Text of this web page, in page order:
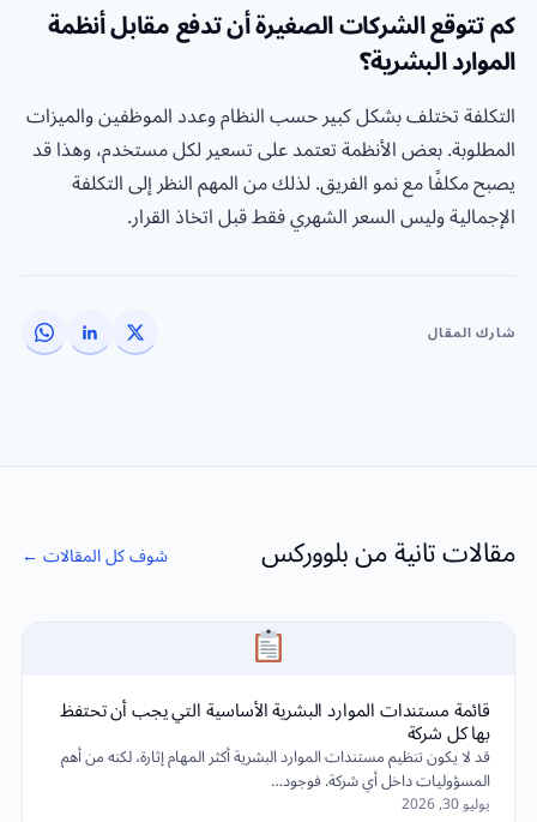
كم تتوقع الشركات الصغيرة أن تدفع مقابل أنظمة
الموارد البشرية؟
التكلفة تختلف بشكل كبير حسب النظام وعدد الموظفين والميزات
المطلوبة. بعض الأنظمة تعتمد على تسعير لكل مستخدم، وهذا قد
يصبح مكلفًا مع نمو الفريق. لذلك من المهم النظر إلى التكلفة
الإجمالية وليس السعر الشهري فقط قبل اتخاذ القرار.
شارك المقال
مقالات تانية من بلووركس شوف كل المقالات ←
قائمة مستندات الموارد البشرية الأساسية التي يجب أن تحتفظ
بها كل شركة
قد لا يكون تنظيم مستندات الموارد البشرية أكثر المهام إثارة، لكنه من أهم
المسؤوليات داخل أي شركة. فوجود…
يوليو 30, 2026